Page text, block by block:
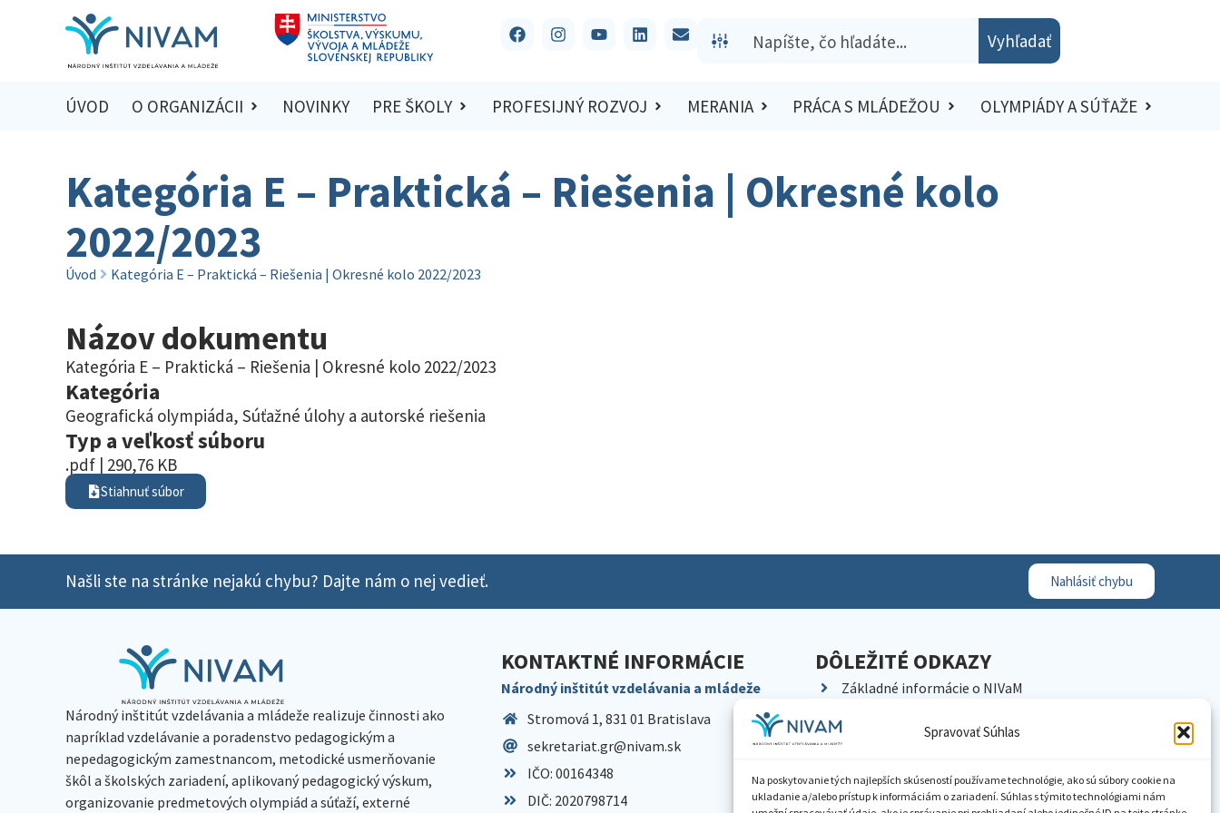
Spravovať Súhlas
Na poskytovanie tých najlepších skúseností používame technológie, ako sú súbory cookie na
ukladanie a/alebo prístup k informáciám o zariadení. Súhlas s týmito technológiami nám
Vyhľadať
ÚVOD O ORGANIZÁCII NOVINKY PRE ŠKOLY PROFESIJNÝ ROZVOJ MERANIA PRÁCA S MLÁDEŽOU OLYMPIÁDY A SÚŤAŽE
Kategória E – Praktická – Riešenia | Okresné kolo
2022/2023
Úvod Kategória E – Praktická – Riešenia | Okresné kolo 2022/2023
Názov dokumentu
Kategória E – Praktická – Riešenia | Okresné kolo 2022/2023
Kategória
Geografická olympiáda, Súťažné úlohy a autorské riešenia
Typ a veľkosť súboru
.pdf | 290,76 KB
Stiahnuť súbor
Našli ste na stránke nejakú chybu? Dajte nám o nej vedieť. Nahlásiť chybu
Národný inštitút vzdelávania a mládeže realizuje činnosti ako
napríklad vzdelávanie a poradenstvo pedagogickým a
nepedagogickým zamestnancom, metodické usmerňovanie
škôl a školských zariadení, aplikovaný pedagogický výskum,
organizovanie predmetových olympiád a súťaží, externé
KONTAKTNÉ INFORMÁCIE
Národný inštitút vzdelávania a mládeže
Stromová 1, 831 01 Bratislava
sekretariat.gr@nivam.sk
IČO: 00164348
DIČ: 2020798714
DÔLEŽITÉ ODKAZY
Základné informácie o NIVaM
Kariéra
Pracoviská NIVaM